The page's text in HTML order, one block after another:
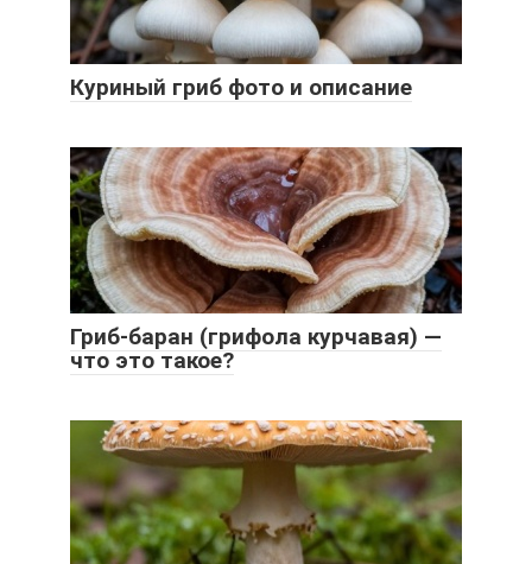
Куриный гриб фото и описание
Гриб-баран (грифола курчавая) —
что это такое?